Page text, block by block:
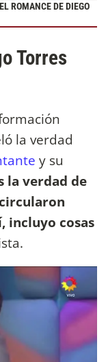
ROMANCE DE DIEGO
Torres
la verdad
y su
la verdad de
incluyo cosas